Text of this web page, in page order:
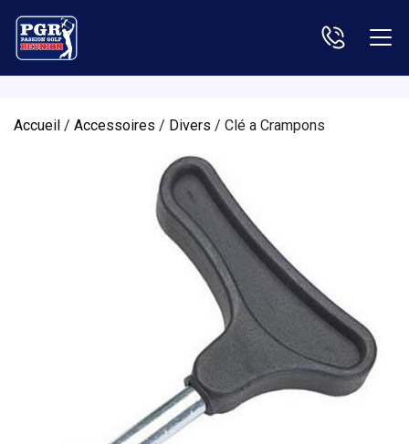
Accueil / Accessoires / Divers / Clé a Crampons